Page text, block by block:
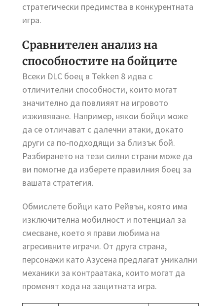
стратегически предимства в конкурентната
игра.
Сравнителен анализ на
способностите на бойците
Всеки DLC боец в Tekken 8 идва с
отличителни способности, които могат
значително да повлияят на игровото
изживяване. Например, някои бойци може
да се отличават с далечни атаки, докато
други са по-подходящи за близък бой.
Разбирането на тези силни страни може да
ви помогне да изберете правилния боец за
вашата стратегия.
Обмислете бойци като Рейвън, която има
изключителна мобилност и потенциал за
смесване, което я прави любима на
агресивните играчи. От друга страна,
персонажи като Азусена предлагат уникални
механики за контраатака, които могат да
променят хода на защитната игра.